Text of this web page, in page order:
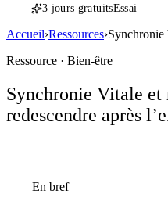
3 jours gratuitsEssai
Accueil›Ressources›Synchronie
Ressource · Bien-être
Synchronie Vitale et
redescendre après
En bref